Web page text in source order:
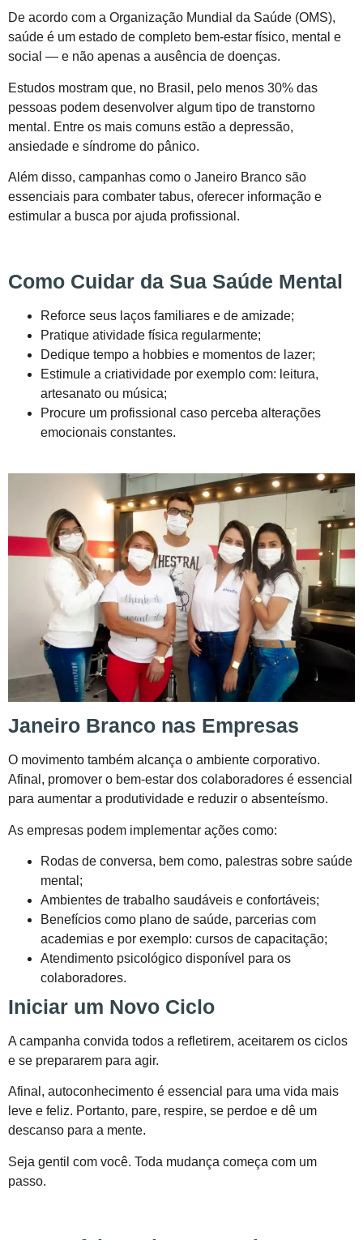
De acordo com a Organização Mundial da Saúde (OMS),
saúde é um estado de completo bem-estar físico, mental e
social — e não apenas a ausência de doenças.
Estudos mostram que, no Brasil, pelo menos 30% das
pessoas podem desenvolver algum tipo de transtorno
mental. Entre os mais comuns estão a depressão,
ansiedade e síndrome do pânico.
Além disso, campanhas como o Janeiro Branco são
essenciais para combater tabus, oferecer informação e
estimular a busca por ajuda profissional.
Como Cuidar da Sua Saúde Mental
Reforce seus laços familiares e de amizade;
Pratique atividade física regularmente;
Dedique tempo a hobbies e momentos de lazer;
Estimule a criatividade por exemplo com: leitura,
artesanato ou música;
Procure um profissional caso perceba alterações
emocionais constantes.
Janeiro Branco nas Empresas
O movimento também alcança o ambiente corporativo.
Afinal, promover o bem-estar dos colaboradores é essencial
para aumentar a produtividade e reduzir o absenteísmo.
As empresas podem implementar ações como:
Rodas de conversa, bem como, palestras sobre saúde
mental;
Ambientes de trabalho saudáveis e confortáveis;
Benefícios como plano de saúde, parcerias com
academias e por exemplo: cursos de capacitação;
Atendimento psicológico disponível para os
colaboradores.
Iniciar um Novo Ciclo
A campanha convida todos a refletirem, aceitarem os ciclos
e se prepararem para agir.
Afinal, autoconhecimento é essencial para uma vida mais
leve e feliz. Portanto, pare, respire, se perdoe e dê um
descanso para a mente.
Seja gentil com você. Toda mudança começa com um
passo.